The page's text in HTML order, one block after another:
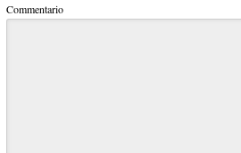
Commentario